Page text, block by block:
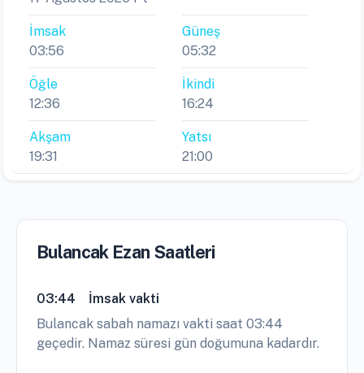
İmsak
03:56
Güneş
05:32
Öğle
12:36
İkindi
16:24
Akşam
19:31
Yatsı
21:00
Bulancak Ezan Saatleri
03:44
İmsak vakti
Bulancak sabah namazı vakti saat 03:44
geçedir. Namaz süresi gün doğumuna kadardır.